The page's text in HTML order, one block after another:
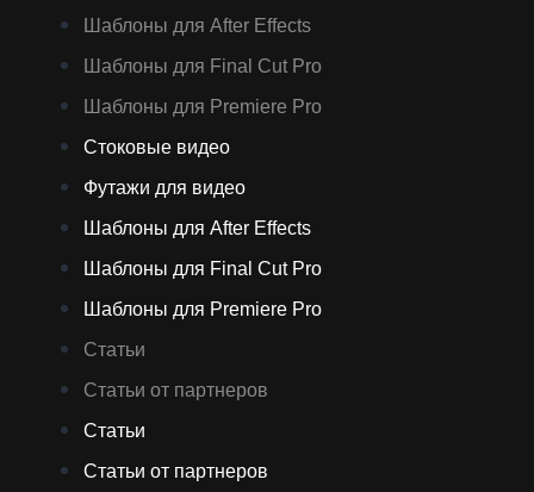
Шаблоны для After Effects
Шаблоны для Final Cut Pro
Шаблоны для Premiere Pro
Стоковые видео
Футажи для видео
Шаблоны для After Effects
Шаблоны для Final Cut Pro
Шаблоны для Premiere Pro
Статьи
Статьи от партнеров
Статьи
Статьи от партнеров